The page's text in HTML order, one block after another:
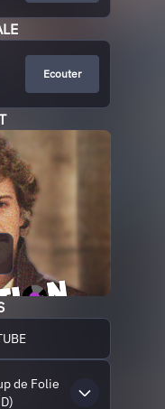
Ecouter
de Folie